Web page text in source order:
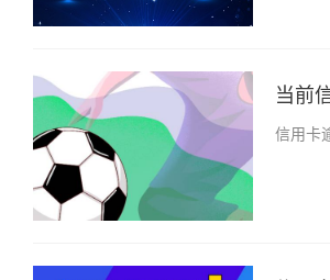
当前
信用卡